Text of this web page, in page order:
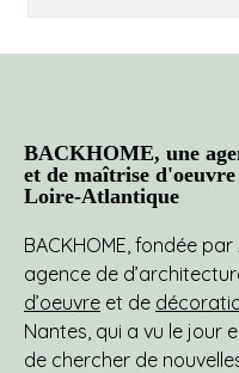
BACKHOME, une
et de maîtrise
Loire-Atlantique
BACKHOME, fondée
agence de
d’oeuvre et de
Nantes, qui a vu le jour
de chercher de